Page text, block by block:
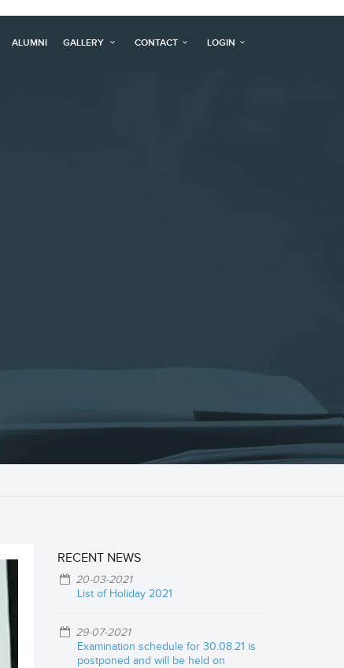
ALUMNI GALLERY CONTACT LOGIN
RECENT NEWS
20-03-2021
List of Holiday 2021
29-07-2021
Examination schedule for 30.08.21 is
postponed and will be held on